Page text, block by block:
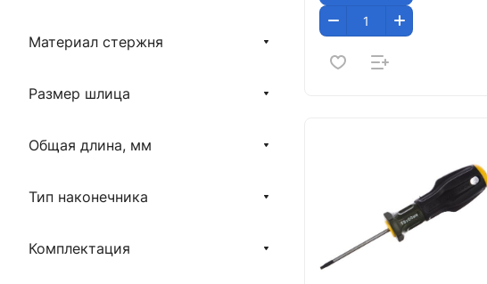
Материал стержня
Размер шлица
Общая длина, мм
Тип наконечника
Комплектация